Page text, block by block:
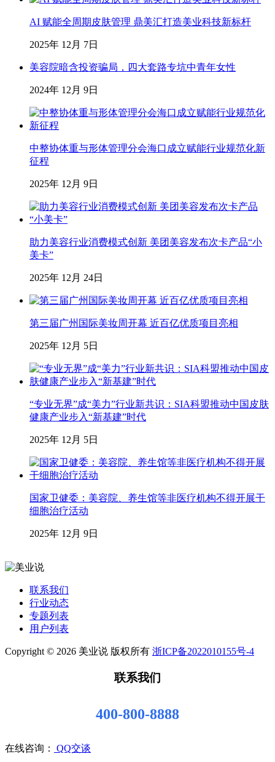
AI 赋能全周期皮肤管理 鼎美汇打造美业科技新标杆
2025年 12月 7日
美容院暗含投资骗局，四大套路专坑中青年女性
2024年 12月 9日
中整协体重与形体管理分会海口成立赋能行业规范化新
征程
2025年 12月 9日
助力美容行业消费模式创新 美团美容发布次卡产品“小
美卡”
2025年 12月 24日
第三届广州国际美妆周开幕 近百亿优质项目亮相
2025年 12月 5日
“专业无界”成“美力”行业新共识：SIA科盟推动中国皮肤
健康产业步入“新基建”时代
2025年 12月 5日
国家卫健委：美容院、养生馆等非医疗机构不得开展干
细胞治疗活动
2025年 12月 9日
联系我们
行业动态
专题列表
用户列表
Copyright © 2026 美业说 版权所有 浙ICP备2022010155号-4
联系我们
400-800-8888
在线咨询： QQ交谈